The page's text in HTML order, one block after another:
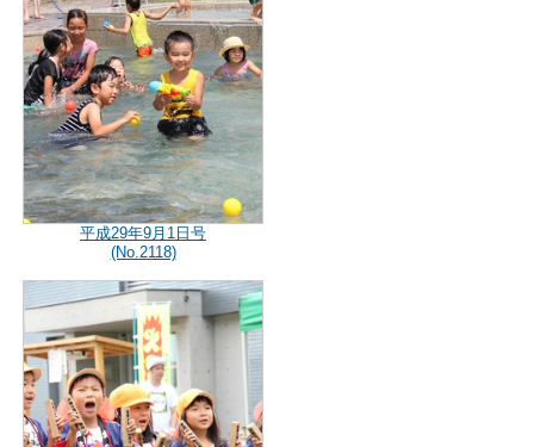
平成29年9月1日号
(No.2118)